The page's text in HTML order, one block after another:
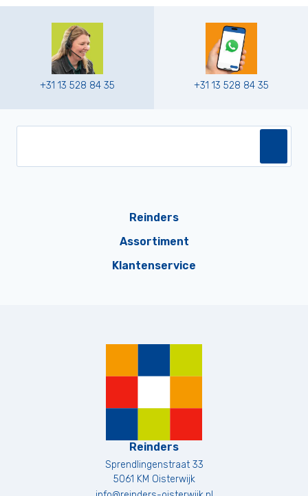
+31 13 528 84 35 +31 13 528 84 35
Reinders
Assortiment
Klantenservice
Reinders
Sprendlingenstraat 33
5061 KM Oisterwijk